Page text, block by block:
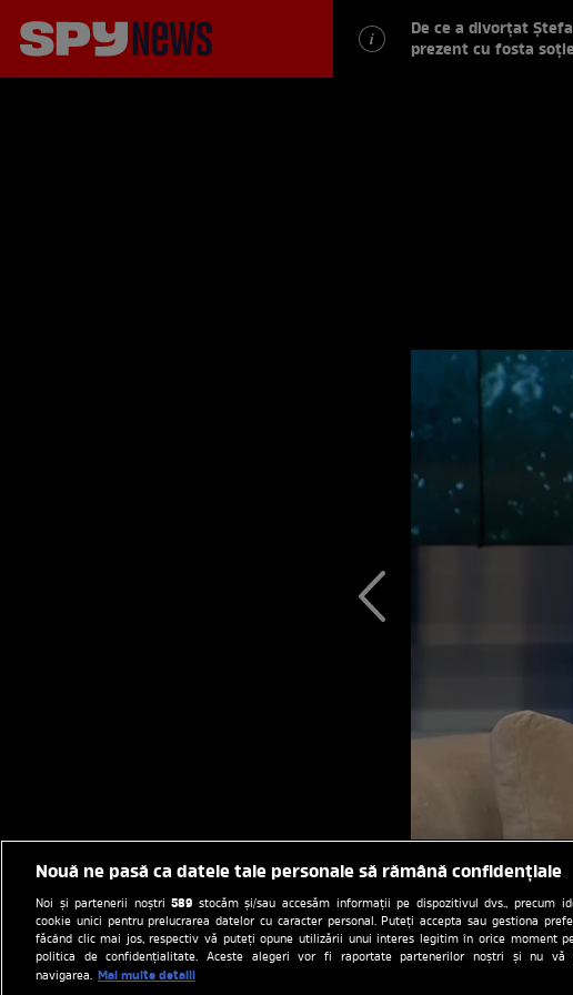
De ce a divorțat
prezent cu fosta soție
Nouă ne pasă ca datele tale personale să rămână confidențiale
Noi și partenerii noștri589 stocăm și/sau accesăm informații pe dispozitivul dvs., precum
cookie unici pentru prelucrarea datelor cu caracter personal. Puteți accepta sau gestiona
făcând clic mai jos, respectiv vă puteți opune utilizării unui interes legitim în orice moment
politica de confidențialitate. Aceste alegeri vor fi raportate partenerilor noștri și nu vă
navigarea. Mai multe detalii